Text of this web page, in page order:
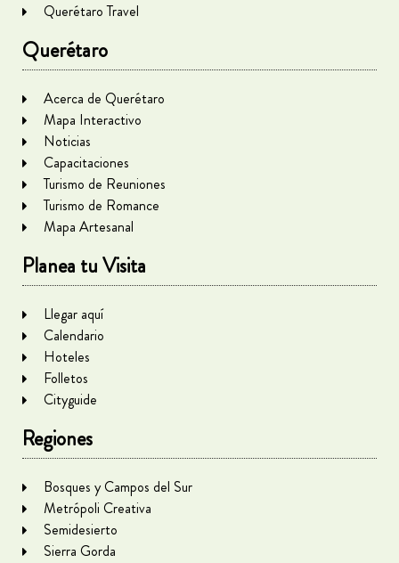
Querétaro Travel
Querétaro
Acerca de Querétaro
Mapa Interactivo
Noticias
Capacitaciones
Turismo de Reuniones
Turismo de Romance
Mapa Artesanal
Planea tu Visita
Llegar aquí
Calendario
Hoteles
Folletos
Cityguide
Regiones
Bosques y Campos del Sur
Metrópoli Creativa
Semidesierto
Sierra Gorda